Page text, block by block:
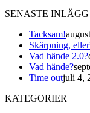
SENASTE INLÄGG
Tacksam!
Skärpning,
Vad hände 2.0?
Vad hände?
Time outjuli 4,
KATEGORIER